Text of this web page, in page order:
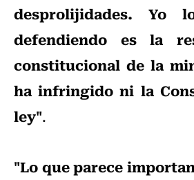
desprolijidades. Yo
defendiendo es la
constitucional de la
ha infringido ni la
ley".
"Lo que parece